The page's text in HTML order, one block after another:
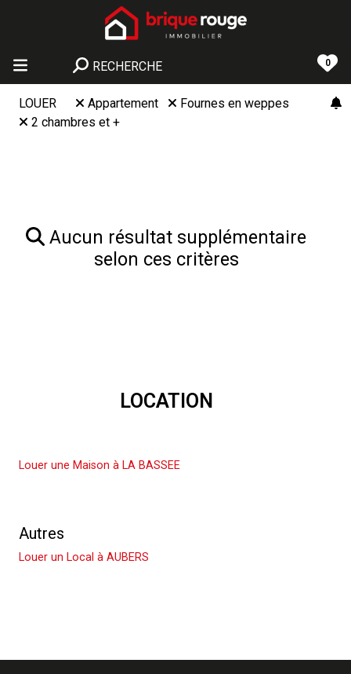
RECHERCHE 0
LOUER Appartement
Fournes en weppes
2 chambres et +
Aucun résultat supplémentaire
selon ces critères
LOCATION
Louer une Maison à LA BASSEE
Autres
Louer un Local à AUBERS